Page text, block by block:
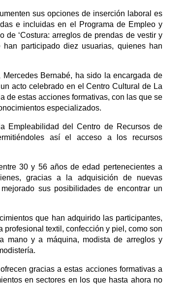
sus opciones de inserción laboral es
e incluidas en el Programa de Empleo y
de ‘Costura: arreglos de prendas de vestir y
participado diez usuarias, quienes han
Bernabé, ha sido la encargada de
acto celebrado en el Centro Cultural de La
de estas acciones formativas, con las que se
especializados.
Empleabilidad del Centro de Recursos de
así el acceso a los recursos
30 y 56 años de edad pertenecientes a
gracias a la adquisición de nuevas
sus posibilidades de encontrar un
que han adquirido las participantes,
textil, confección y piel, como son
mano y a máquina, modista de arreglos y
gracias a estas acciones formativas a
en sectores en los que hasta ahora no